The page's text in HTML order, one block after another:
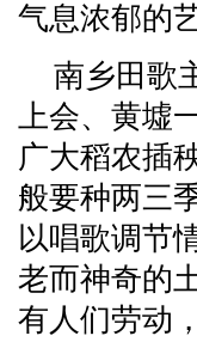
气息浓郁的
南乡田歌
上会、黄墟
广大稻农插
般要种两三
以唱歌调节
老而神奇的
有人们劳动